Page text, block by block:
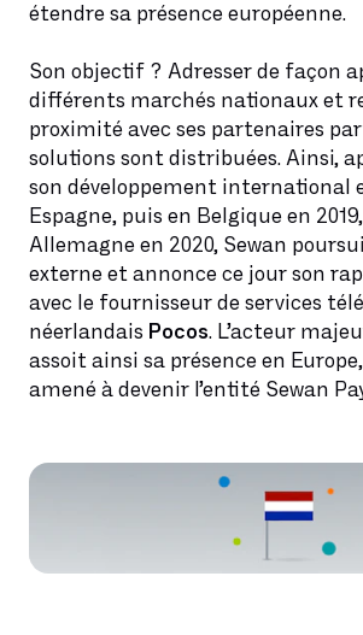
étendre sa présence européenne.
Son objectif ? Adresser de façon
différents marchés nationaux et
proximité avec ses partenaires
solutions sont distribuées. Ainsi,
son développement international
Espagne, puis en Belgique en
Allemagne en 2020, Sewan
externe et annonce ce jour son
avec le fournisseur de services
néerlandais Pocos. L’acteur
assoit ainsi sa présence en
amené à devenir l’entité Sewan